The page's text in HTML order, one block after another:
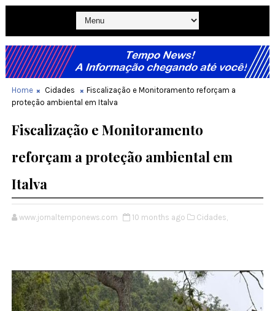
Home Cidades
Fiscalização e Monitoramento reforçam a
proteção ambiental em Italva
Fiscalização e Monitoramento
reforçam a proteção ambiental em
Italva
www.jornaltemponews.com 10 months ago Cidades,